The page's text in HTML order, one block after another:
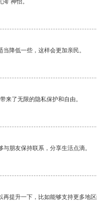
旷神怡。
降低一些，这样会更加亲民。
来了无限的隐私保护和自由。
朋友保持联系，分享生活点滴。
提升一下，比如能够支持更多地区